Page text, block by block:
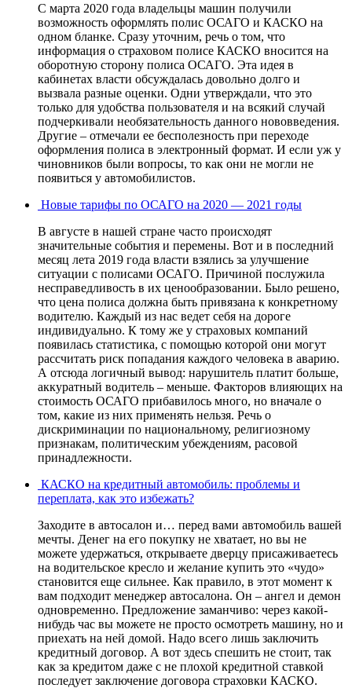
С марта 2020 года владельцы машин получили
возможность оформлять полис ОСАГО и КАСКО на
одном бланке. Сразу уточним, речь о том, что
информация о страховом полисе КАСКО вносится на
оборотную сторону полиса ОСАГО. Эта идея в
кабинетах власти обсуждалась довольно долго и
вызвала разные оценки. Одни утверждали, что это
только для удобства пользователя и на всякий случай
подчеркивали необязательность данного нововведения.
Другие – отмечали ее бесполезность при переходе
оформления полиса в электронный формат. И если уж у
чиновников были вопросы, то как они не могли не
появиться у автомобилистов.
Новые тарифы по ОСАГО на 2020 — 2021 годы
В августе в нашей стране часто происходят
значительные события и перемены. Вот и в последний
месяц лета 2019 года власти взялись за улучшение
ситуации с полисами ОСАГО. Причиной послужила
несправедливость в их ценообразовании. Было решено,
что цена полиса должна быть привязана к конкретному
водителю. Каждый из нас ведет себя на дороге
индивидуально. К тому же у страховых компаний
появилась статистика, с помощью которой они могут
рассчитать риск попадания каждого человека в аварию.
А отсюда логичный вывод: нарушитель платит больше,
аккуратный водитель – меньше. Факторов влияющих на
стоимость ОСАГО прибавилось много, но вначале о
том, какие из них применять нельзя. Речь о
дискриминации по национальному, религиозному
признакам, политическим убеждениям, расовой
принадлежности.
КАСКО на кредитный автомобиль: проблемы и
переплата, как это избежать?
Заходите в автосалон и… перед вами автомобиль вашей
мечты. Денег на его покупку не хватает, но вы не
можете удержаться, открываете дверцу присаживаетесь
на водительское кресло и желание купить это «чудо»
становится еще сильнее. Как правило, в этот момент к
вам подходит менеджер автосалона. Он – ангел и демон
одновременно. Предложение заманчиво: через какой-
нибудь час вы можете не просто осмотреть машину, но и
приехать на ней домой. Надо всего лишь заключить
кредитный договор. А вот здесь спешить не стоит, так
как за кредитом даже с не плохой кредитной ставкой
последует заключение договора страховки КАСКО.